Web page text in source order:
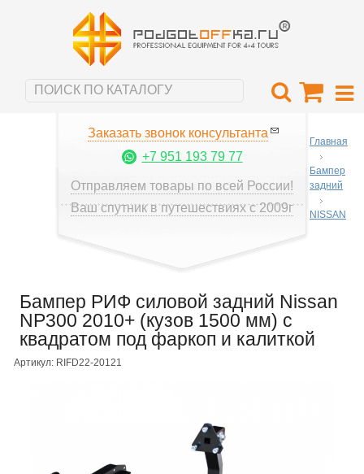
Заказать звонок консультанта
+7 951 193 79 77
Отправляем товары по всей России!
Ваш спутник в путешествиях с 2009г
Главная
Бампер
задний
NISSAN
Бампер РИФ силовой задний Nissan
NP300 2010+ (кузов 1500 мм) с
квадратом под фаркоп и калиткой
Артикул: RIFD22-20121